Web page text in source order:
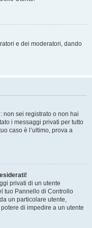
e dei moderatori, dando
non sei registrato o non hai
i messaggi privati per tutto
caso è l’ultimo, prova a
privati ​​di un utente
tuo Pannello di Controllo
un particolare utente,
di impedire a un utente